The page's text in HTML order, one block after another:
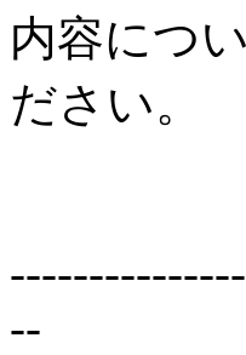
内容につ
ださい。
--